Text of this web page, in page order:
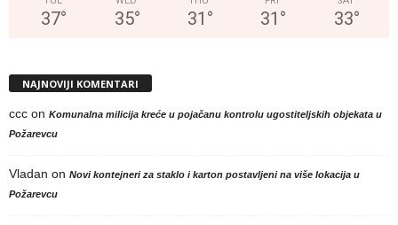
37° 35° 31 ° 31 ° 33°
NAJNOVIJI KOMENTARI
ccc on Komunalna milicija kreće u pojačanu kontrolu ugostiteljskih objekata u
Požarevcu
Vladan on Novi kontejneri za staklo i karton postavljeni na više lokacija u
Požarevcu